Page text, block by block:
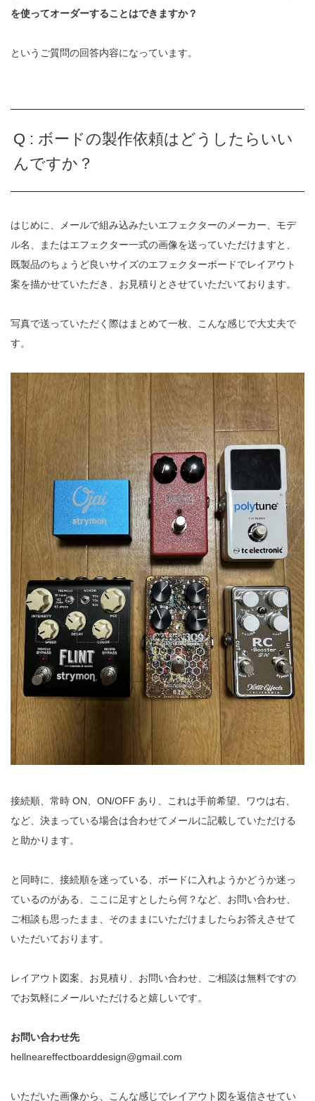
を使ってオーダーすることはできますか？
というご質問の回答内容になっています。
Q : ボードの製作依頼はどうしたらいい
んですか？
はじめに、メールで組み込みたいエフェクターのメーカー、モデ
ル名、
またはエフェクター一式の画像を送っていただけますと、
既製品のちょうど良いサイズのエフェクターボードでレイアウト
案を描かせていただき、 お見積りとさせていただいております。
写真で送っていただく際はまとめて一枚、こんな感じで大丈夫で
す。
接続順、常時 ON ON/OFF あり、これは手前希望、ワウは右、
など、 決まっている場合は合わせてメールに記載していただける
と助かります。
と同時に、接続順を迷っている、ボードに入れようかどうか迷っ
ているのがある、
ここに足すとしたら何？など、お問い合わせ、
ご相談も思ったまま、そのままにいただけましたらお答えさせて
いただいております。
レイアウト図案、お見積り、お問い合わせ、ご相談は無料ですの
でお気軽にメールいただけると嬉しいです。
お問い合わせ先
hellneareffectboarddesign@gmail.com
いただいた画像から、こんな感じでレイアウト図を返信させてい